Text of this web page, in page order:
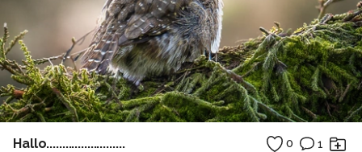
Hallo......................... 0 1